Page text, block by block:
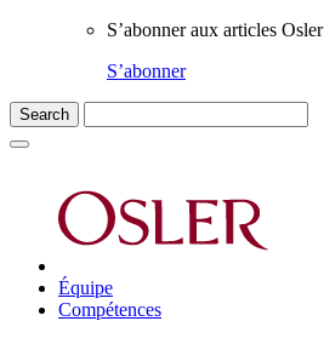
S’abonner aux articles Osler
S’abonner
Équipe
Compétences